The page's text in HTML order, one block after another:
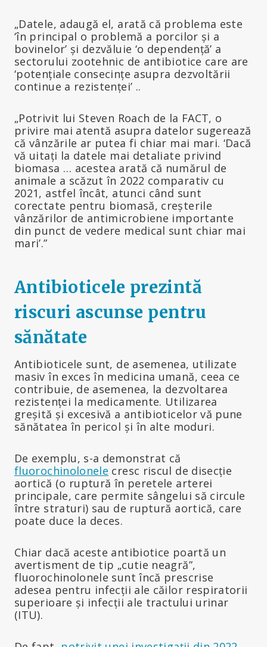
„Datele, adaugă el, arată că problema este
‘în principal o problemă a porcilor și a
bovinelor’ și dezvăluie ‘o dependență’ a
sectorului zootehnic de antibiotice care are
‘potențiale consecințe asupra dezvoltării
continue a rezistenței’ ..
„Potrivit lui Steven Roach de la FACT, o
privire mai atentă asupra datelor sugerează
că vânzările ar putea fi chiar mai mari. ‘Dacă
vă uitați la datele mai detaliate privind
biomasa … acestea arată că numărul de
animale a scăzut în 2022 comparativ cu
2021, astfel încât, atunci când sunt
corectate pentru biomasă, creșterile
vânzărilor de antimicrobiene importante
din punct de vedere medical sunt chiar mai
mari’.”
Antibioticele prezintă
riscuri ascunse pentru
sănătate
Antibioticele sunt, de asemenea, utilizate
masiv în exces în medicina umană, ceea ce
contribuie, de asemenea, la dezvoltarea
rezistenței la medicamente. Utilizarea
greșită și excesivă a antibioticelor vă pune
sănătatea în pericol și în alte moduri.
De exemplu, s-a demonstrat că
fluorochinolonele cresc riscul de disecție
aortică (o ruptură în peretele arterei
principale, care permite sângelui să circule
între straturi) sau de ruptură aortică, care
poate duce la deces.
Chiar dacă aceste antibiotice poartă un
avertisment de tip „cutie neagră”,
fluorochinolonele sunt încă prescrise
adesea pentru infecții ale căilor respiratorii
superioare și infecții ale tractului urinar
(ITU).